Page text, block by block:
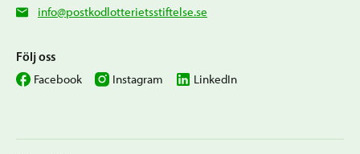
info@postkodlotterietsstiftelse.se
Följ oss
Facebook Instagram LinkedIn